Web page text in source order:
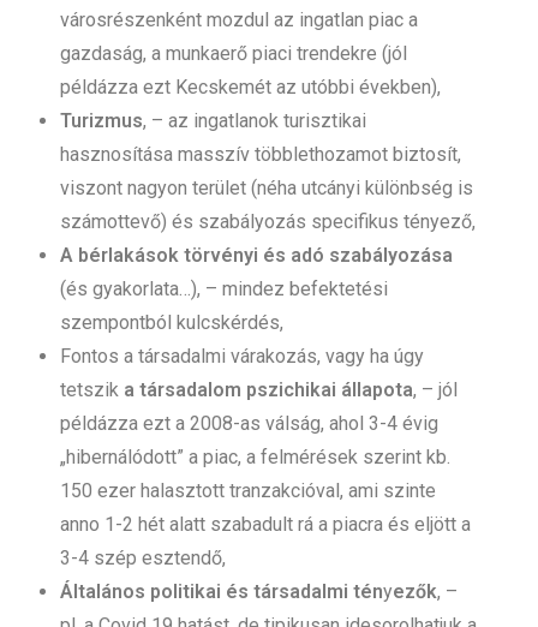
városrészenként mozdul az ingatlan piac a
gazdaság, a munkaerő piaci trendekre (jól
példázza ezt Kecskemét az utóbbi években),
Turizmus, – az ingatlanok turisztikai
hasznosítása masszív többlethozamot biztosít,
viszont nagyon terület (néha utcányi különbség is
számottevő) és szabályozás specifikus tényező,
A bérlakások törvényi és adó szabályozása
(és gyakorlata…), – mindez befektetési
szempontból kulcskérdés,
Fontos a társadalmi várakozás, vagy ha úgy
tetszik a társadalom pszichikai állapota, – jól
példázza ezt a 2008-as válság, ahol 3-4 évig
„hibernálódott” a piac, a felmérések szerint kb.
150 ezer halasztott tranzakcióval, ami szinte
anno 1-2 hét alatt szabadult rá a piacra és eljött a
3-4 szép esztendő,
Általános politikai és társadalmi tényezők, –